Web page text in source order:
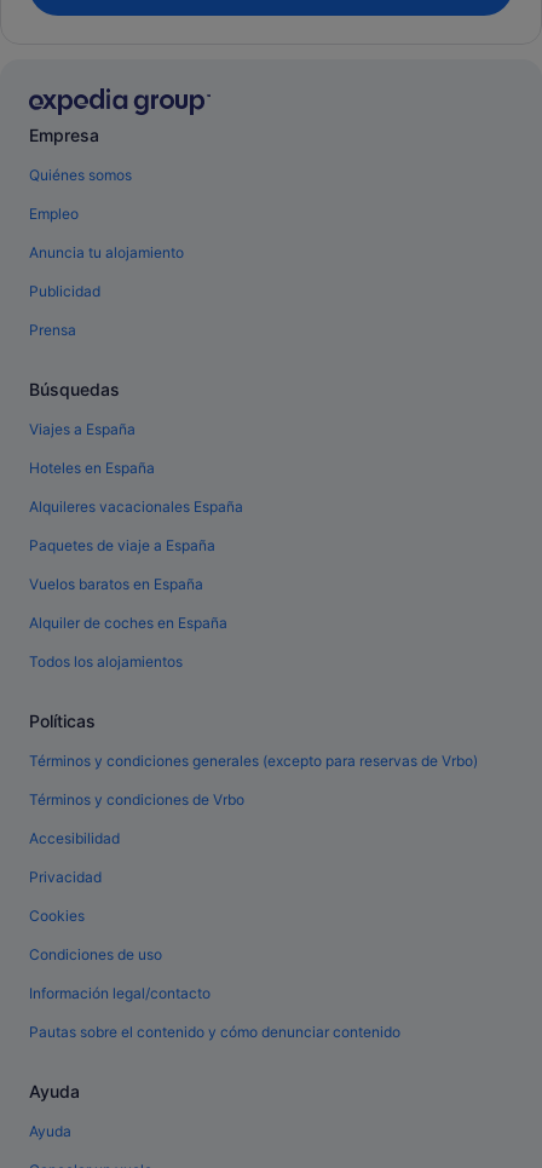
Empresa
Quiénes somos
Empleo
Anuncia tu alojamiento
Publicidad
Prensa
Búsquedas
Viajes a España
Hoteles en España
Alquileres vacacionales España
Paquetes de viaje a España
Vuelos baratos en España
Alquiler de coches en España
Todos los alojamientos
Políticas
Términos y condiciones generales (excepto para reservas de Vrbo)
Términos y condiciones de Vrbo
Accesibilidad
Privacidad
Cookies
Condiciones de uso
Información legal/contacto
Pautas sobre el contenido y cómo denunciar contenido
Ayuda
Ayuda